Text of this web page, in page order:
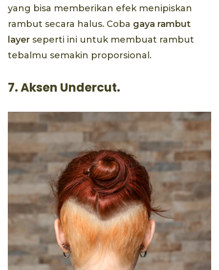
yang bisa memberikan efek menipiskan
rambut secara halus. Coba gaya rambut
layer seperti ini untuk membuat rambut
tebalmu semakin proporsional.
7. Aksen Undercut.